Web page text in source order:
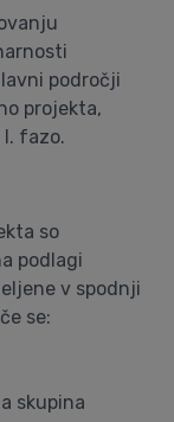
področji
projekta,
fazo.
so
podlagi
v spodnji
se:
skupina